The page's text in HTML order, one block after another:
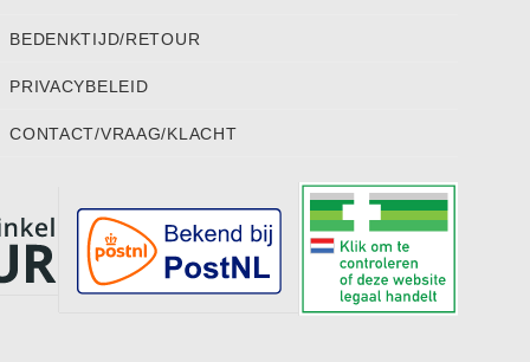
BEDENKTIJD/RETOUR
PRIVACYBELEID
CONTACT/VRAAG/KLACHT